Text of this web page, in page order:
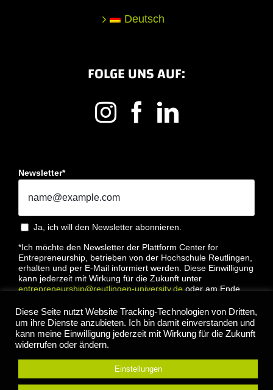
Deutsch
FOLGE UNS AUF:
Newsletter*
Ja, ich will den Newsletter abonnieren.
*Ich möchte den Newsletter der Plattform Center for
Entrepreneurship, betrieben von der Hochschule Reutlingen,
erhalten und per E-Mail informiert werden. Diese Einwilligung
kann jederzeit mit Wirkung für die Zukunft unter
entrepreneurship@reutlingen-university.deoder am Ende
Datenschutzbestimmung
Anmelden
Diese Seite nutzt Website Tracking-Technologien von Dritten,
um ihre Dienste anzubieten. Ich bin damit einverstanden und
kann meine Einwilligung jederzeit mit Wirkung für die Zukunft
widerrufen oder ändern.
Einstellungen